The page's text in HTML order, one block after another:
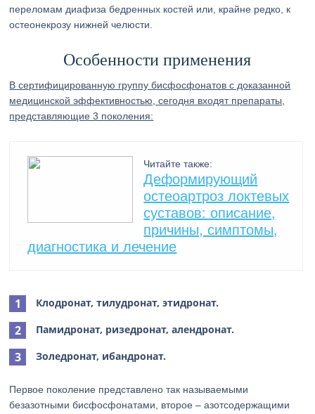
переломам диафиза бедренных костей или, крайне редко, к
остеонекрозу нижней челюсти.
Особенности применения
В сертифицированную группу бисфосфонатов с доказанной
медицинской эффективностью, сегодня входят препараты,
представляющие 3 поколения:
Читайте также:
Деформирующий
остеоартроз локтевых
суставов: описание,
причины, симптомы,
диагностика и лечение
Клодронат, тилудронат, этидронат.
Памидронат, ризедронат, алендронат.
Золедронат, ибандронат.
Первое поколение представлено так называемыми
безазотными бисфосфонатами, второе – азотсодержащими